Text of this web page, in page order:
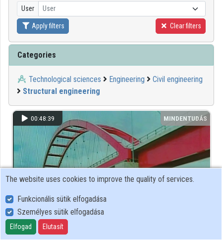
Organizations
Contributors
User User
Apply filters Clear filters
Categories
Technological sciences Engineering
Civil engineering
Structural engineering
00:48:39 MINDENTUDÁS
Híd- mérnöki szerkezet vagy szobor?
The website uses cookies to improve the quality of services.
Funkcionális sütik elfogadása
Személyes sütik elfogadása
Elfogad Elutasít